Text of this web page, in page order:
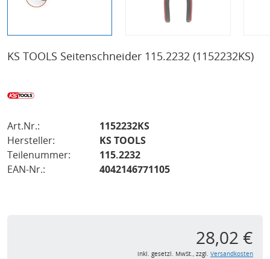
KS TOOLS Seitenschneider 115.2232 (1152232KS)
Art.Nr.:
1152232KS
Hersteller:
KS TOOLS
Teilenummer:
115.2232
EAN-Nr.:
4042146771105
28,02 €
inkl. gesetzl. MwSt., zzgl. Versandkosten